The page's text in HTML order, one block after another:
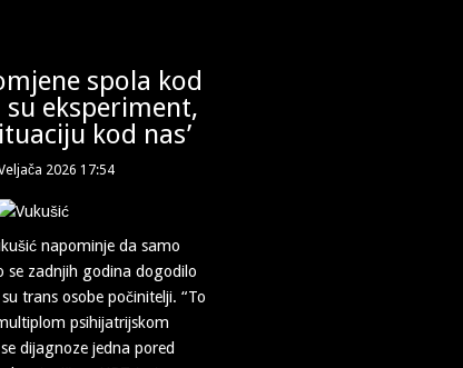
spola kod
eksperiment,
kod nas’
2026 17:54
napominje da samo
se zadnjih godina dogodilo
trans osobe počinitelji. “To
psihijatrijskom
dijagnoze jedna pored